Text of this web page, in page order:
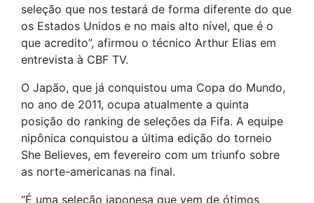
seleção que nos testará de forma diferente do que
os Estados Unidos e no mais alto nível, que é o
que acredito”, afirmou o técnico Arthur Elias em
entrevista à CBF TV.
O Japão, que já conquistou uma Copa do Mundo,
no ano de 2011, ocupa atualmente a quinta
posição do ranking de seleções da Fifa. A equipe
nipônica conquistou a última edição do torneio
She Believes, em fevereiro com um triunfo sobre
as norte-americanas na final.
“É uma seleção japonesa que vem de ótimos